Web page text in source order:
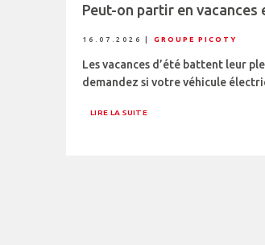
Peut-on partir en vacances
16.07.2026 GROUPE PICOTY
Les vacances d’été battent leur
demandez si votre véhicule
LIRE LA SUITE